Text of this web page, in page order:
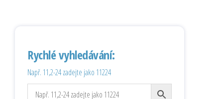
Rychlé vyhledávání:
Např. 11,2-24 zadejte jako 11224